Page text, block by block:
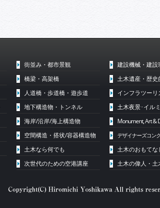
街並み・都市景観
橋梁・高架橋
人道橋・歩道橋・遊歩道
地下構造物・トンネル
海岸/沿岸/海上構造物
空間構造・搭状/容器構造物
土木なら何でも
次世代のための空港講座
建設機械・建設
土木遺産・歴史
インフラツー
土木夜景･イル
Monument, Art &
デザイナーズコン
土木のおもてな
土木の偉人・土